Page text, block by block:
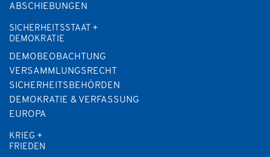
ABSCHIEBUNGEN
SICHERHEITSSTAAT +
DEMOKRATIE
DEMOBEOBACHTUNG
VERSAMMLUNGSRECHT
SICHERHEITSBEHÖRDEN
DEMOKRATIE & VERFASSUNG
EUROPA
KRIEG +
FRIEDEN